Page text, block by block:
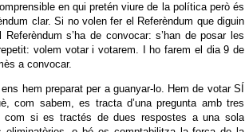
en qui pretén viure de la política però és
clar. Si no volen fer el Referèndum que diguin
s’ha de convocar: s’han de posar les
volem votar i votarem. I ho farem el dia 9 de
a convocar.
hem preparat per a guanyar-lo. Hem de votar SÍ
com sabem, es tracta d’una pregunta amb tres
si es tractés de dues respostes a una sola